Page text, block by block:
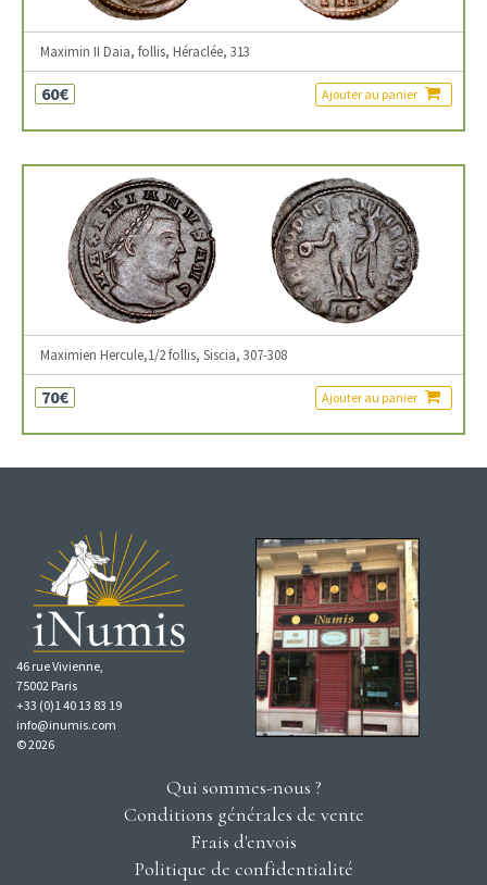
Maximin II Daia, follis, Héraclée, 313
60€ Ajouter au panier
Maximien Hercule,1/2 follis, Siscia, 307-308
70€ Ajouter au panier
46 rue Vivienne,
75002 Paris
+33 (0)1 40 13 83 19
info@inumis.com
© 2026
Qui sommes-nous ?
Conditions générales de vente
Frais d'envois
Politique de confidentialité